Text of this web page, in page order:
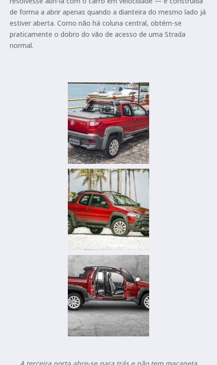
de forma a abrir apenas quando a dianteira do mesmo lado já
estiver aberta. Como não há coluna central, obtém-se
praticamente o dobro do vão de acesso de uma Strada
normal.